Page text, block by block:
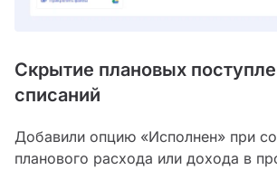
Скрытие плановых
списаний
Добавили опцию «Исполнен» при
планового расхода или дохода в